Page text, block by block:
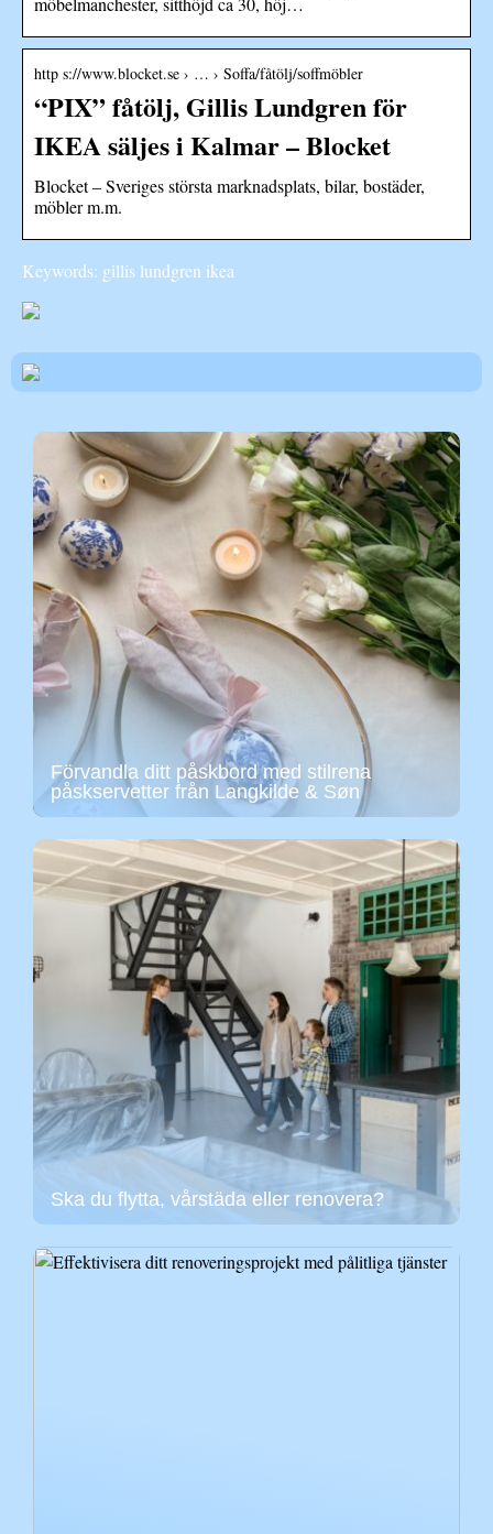
http s://www.blocket.se › … › Soffa/fåtölj/soffmöbler
“PIX” fåtölj, Gillis Lundgren för
IKEA säljes i Kalmar – Blocket
Blocket – Sveriges största marknadsplats, bilar, bostäder,
möbler m.m.
Keywords: gillis lundgren ikea
Förvandla ditt påskbord med stilrena
påskservetter från Langkilde & Søn
Ska du flytta, vårstäda eller renovera?